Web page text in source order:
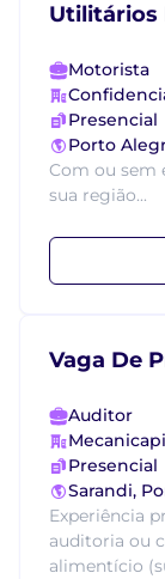
Utilitários
Motorista
Presencial
Porto
Com ou sem
sua região...
Vaga De
Auditor
Presencial
Sarandi,
Experiência
auditoria ou
alimentício